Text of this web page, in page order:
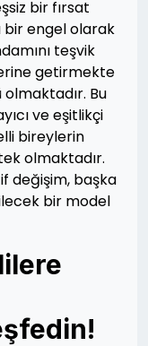
bir fırsat
bir engel olarak
teşvik
getirmekte
Bu
ve eşitlikçi
bireylerin
olmaktadır.
değişim, başka
bir model